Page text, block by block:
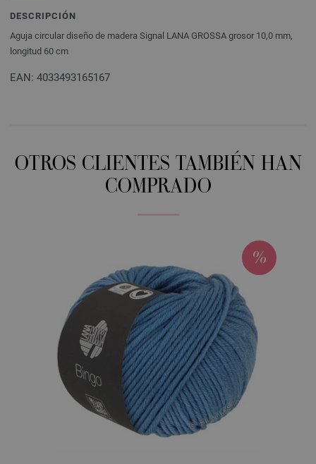
DESCRIPCIÓN
Aguja circular diseño de madera Signal LANA GROSSA grosor 10,0 mm,
longitud 60 cm
EAN: 4033493165167
OTROS CLIENTES TAMBIÉN HAN
COMPRADO